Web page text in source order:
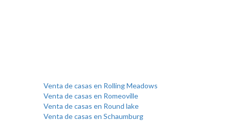
Venta de casas en Rolling Meadows
Venta de casas en Romeoville
Venta de casas en Round lake
Venta de casas en Schaumburg